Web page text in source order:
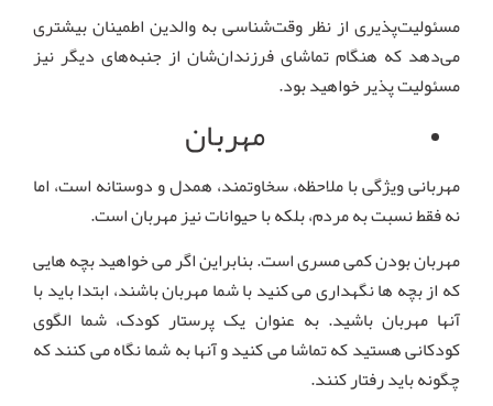
مسئولیت‌پذیری از نظر وقت‌شناسی به والدین اطمینان بیشتری
می‌دهد که هنگام تماشای فرزندان‌شان از جنبه‌های دیگر نیز
مسئولیت پذیر خواهید بود.
مهربان
مهربانی ویژگی با ملاحظه، سخاوتمند، همدل و دوستانه است، اما
نه فقط نسبت به مردم، بلکه با حیوانات نیز مهربان است.
مهربان بودن کمی مسری است. بنابراین اگر می خواهید بچه هایی
که از بچه ها نگهداری می کنید با شما مهربان باشند، ابتدا باید با
آنها مهربان باشید. به عنوان یک پرستار کودک، شما الگوی
کودکانی هستید که تماشا می کنید و آنها به شما نگاه می کنند که
چگونه باید رفتار کنند.